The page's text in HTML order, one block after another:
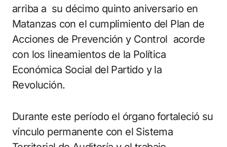
arriba a su décimo quinto aniversario en
Matanzas con el cumplimiento del Plan de
Acciones de Prevención y Control acorde
con los lineamientos de la Política
Económica Social del Partido y la
Revolución.
Durante este período el órgano fortaleció su
vínculo permanente con el Sistema